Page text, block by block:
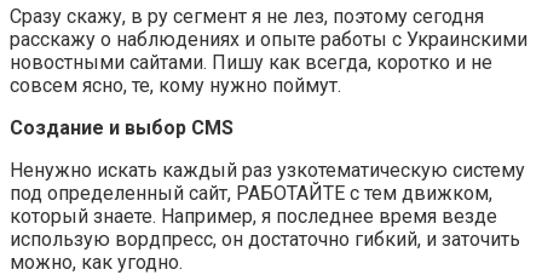
Сразу скажу, в ру сегмент я не лез, поэтому сегодня
расскажу о наблюдениях и опыте работы с Украинскими
новостными сайтами. Пишу как всегда, коротко и не
совсем ясно, те, кому нужно поймут.
Создание и выбор CMS
Ненужно искать каждый раз узкотематическую систему
под определенный сайт, РАБОТАЙТЕ с тем движком,
который знаете. Например, я последнее время везде
использую вордпресс, он достаточно гибкий, и заточить
можно, как угодно.